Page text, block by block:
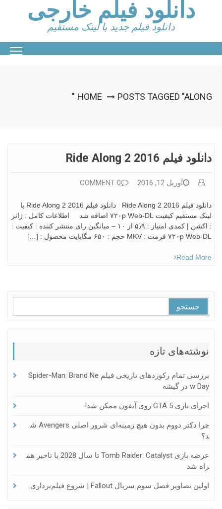
دانلود فیلم خارجی
دانلود فیلم جدید با لینک مستقیم
HOME POSTS TAGGED "ALONG"
دانلود فیلم Ride Along 2 2016
آوریل 12, 2016 0 COMMENT
دانلود فیلم Ride Along 2 2016 دانلود فیلم Ride Along 2 2016 با
لینک مستقیم کیفیت ۷۲۰p Web-DL اضافه شد اطلاعات کامل : ژانر
: اکشن | کمدی امتياز : ۵٫۹ از ۱۰ – میانگین رای منتشر کننده : کیفیت :
۷۲۰p Web-DL فرمت : MKV حجم : ۶۵۰ مگابایت محصول : […]
Read More
برای:
نوشته‌های تازه
بررسی تمام رکوردهای تاریخی فیلم Spider-Man: Brand Ne
W Day در گیشه
اجرای بازی GTA 5 روی آیفون ممکن شد!
چرا دکتر دووم بدون هیچ زمینه‌ای شرور اصلی Avengers ش
د؟
عرضه بازی Tomb Raider: Catalyst تا سال 2028 با تاخیر هم
راه شد
اولین تصاویر فصل سوم سریال Fallout | شروع فیلم‌برداری